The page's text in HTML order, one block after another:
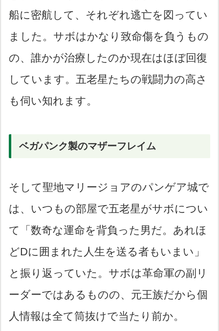
船に密航して、それぞれ逃亡を図ってい
ました。サボはかなり致命傷を負うもの
の、誰かが治療したのか現在はほぼ回復
しています。五老星たちの戦闘力の高さ
も伺い知れます。
ベガパンク製のマザーフレイム
そして聖地マリージョアのパンゲア城で
は、いつもの部屋で五老星がサボについ
て「数奇な運命を背負った男だ。あれほ
どDに囲まれた人生を送る者もいまい」
と振り返っていた。サボは革命軍の副リ
ーダーではあるものの、元王族だから個
人情報は全て筒抜けで当たり前か。